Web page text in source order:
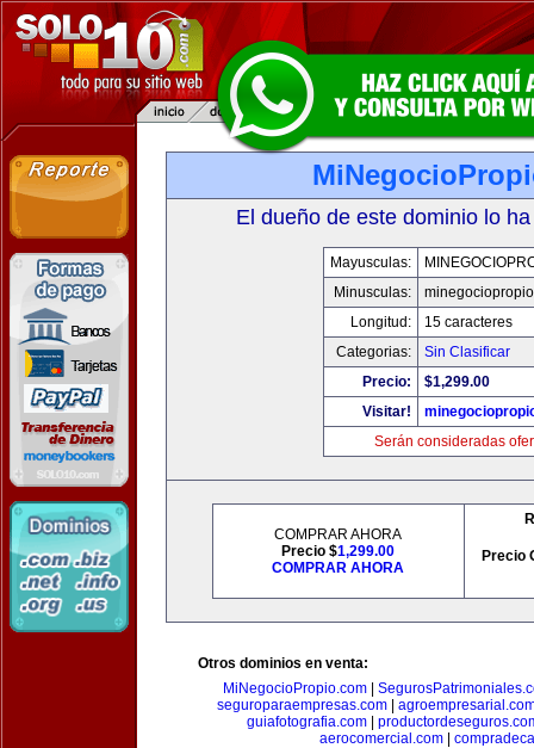
El dueño de este dominio lo
Mayusculas:
Minusculas:
Longitud:
15 caracteres
Categorias:
Sin Clasificar
Precio:
$1,299.00
Visitar!
Serán consideradas
COMPRAR AHORA
Precio $1,299.00
COMPRAR AHORA
Precio
Otros dominios en venta:
MiNegocioPropio.com|
seguroparaempresas.com
guiafotografia.com
aerocomercial.com|